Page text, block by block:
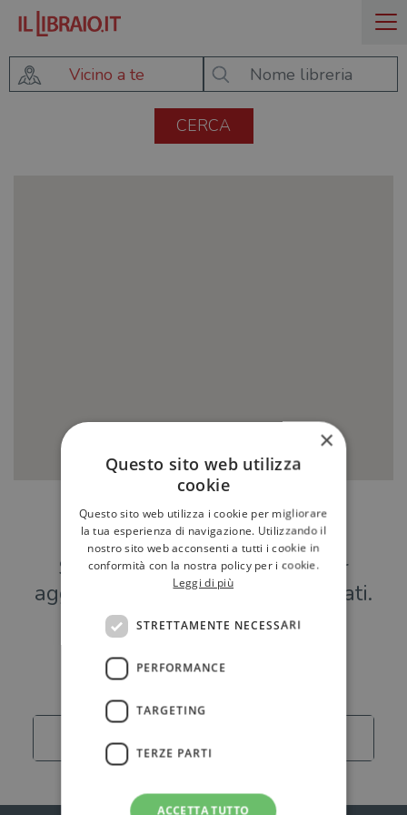
Vicino a te
Hai una libreria?
Scrivici a
per
aggiungere o modificare i tuoi dati.
Librerie
×
Questo sito web utilizza
cookie
Questo sito web utilizza i cookie per migliorare
la tua esperienza di navigazione. Utilizzando il
nostro sito web acconsenti a tutti i cookie in
conformità con la nostra policy per i cookie.
Leggi di più
STRETTAMENTE NECESSARI
PERFORMANCE
TARGETING
TERZE PARTI
ACCETTA TUTTO